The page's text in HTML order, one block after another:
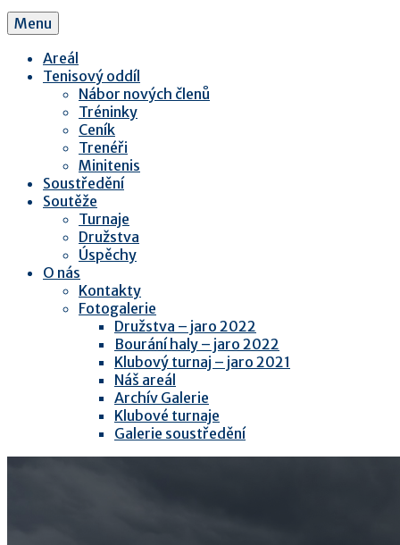
Menu
Areál
Tenisový oddíl
Nábor nových členů
Tréninky
Ceník
Trenéři
Minitenis
Soustředění
Soutěže
Turnaje
Družstva
Úspěchy
O nás
Kontakty
Fotogalerie
Družstva – jaro 2022
Bourání haly – jaro 2022
Klubový turnaj – jaro 2021
Náš areál
Archív Galerie
Klubové turnaje
Galerie soustředění